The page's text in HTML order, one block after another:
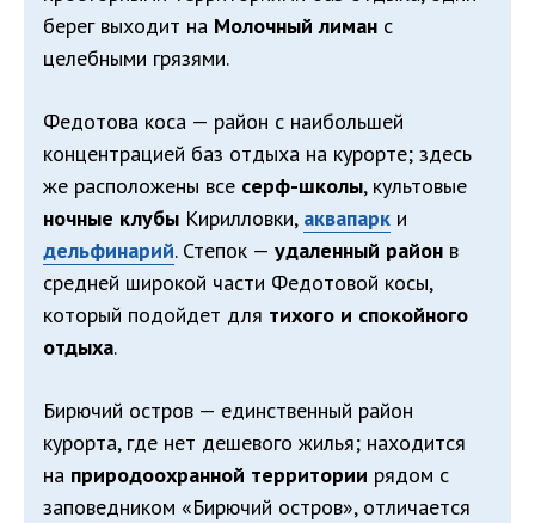
берег выходит на Молочный лиман с
целебными грязями.
Федотова коса — район с наибольшей
концентрацией баз отдыха на курорте; здесь
же расположены все серф-школы, культовые
ночные клубы Кирилловки, аквапарк и
дельфинарий. Степок — удаленный район в
средней широкой части Федотовой косы,
который подойдет для тихого и спокойного
отдыха.
Бирючий остров — единственный район
курорта, где нет дешевого жилья; находится
на природоохранной территории рядом с
заповедником «Бирючий остров», отличается